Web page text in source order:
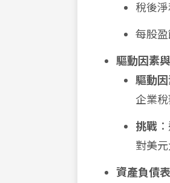
稅後淨
每股盈
驅動因素
驅動
企業
挑戰
對美
資產負債